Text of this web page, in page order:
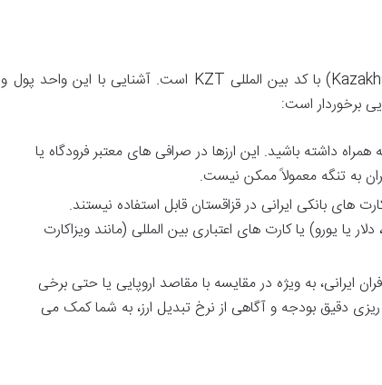
واحد پول رسمی قزاقستان، تنگه قزاقستان (Kazakhstani Tenge) با کد بین المللی KZT است. آشنایی با این واحد پول و
برخوردار است:
داشته باشید. این ارزها در صرافی های معتبر فرودگاه یا
به تنگه معمولاً ممکن نیست.
های بانکی ایرانی در قزاقستان قابل استفاده نیستند.
یا یورو) یا کارت های اعتباری بین المللی (مانند ویزاکارت
ایرانی، به ویژه در مقایسه با مقاصد اروپایی یا حتی برخی
دقیق بودجه و آگاهی از نرخ تبدیل ارز، به شما کمک می